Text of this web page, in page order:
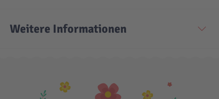
Weitere Informationen